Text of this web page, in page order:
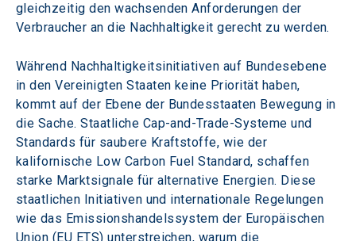
gleichzeitig den wachsenden Anforderungen der
Verbraucher an die Nachhaltigkeit gerecht zu werden.
Während Nachhaltigkeitsinitiativen auf Bundesebene
in den Vereinigten Staaten keine Priorität haben,
kommt auf der Ebene der Bundesstaaten Bewegung in
die Sache. Staatliche Cap-and-Trade-Systeme und
Standards für saubere Kraftstoffe, wie der
kalifornische Low Carbon Fuel Standard, schaffen
starke Marktsignale für alternative Energien. Diese
staatlichen Initiativen und internationale Regelungen
wie das Emissionshandelssystem der Europäischen
Union (EU ETS) unterstreichen, warum die